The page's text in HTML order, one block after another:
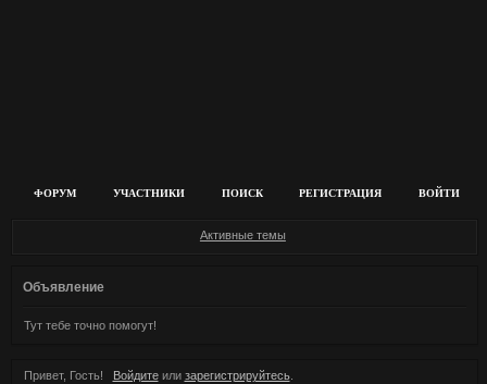
ФОРУМ УЧАСТНИКИ ПОИСК РЕГИСТРАЦИЯ ВОЙТИ
Активные темы
Объявление
Тут тебе точно помогут!
Привет, Гость! Войдитеили зарегистрируйтесь.